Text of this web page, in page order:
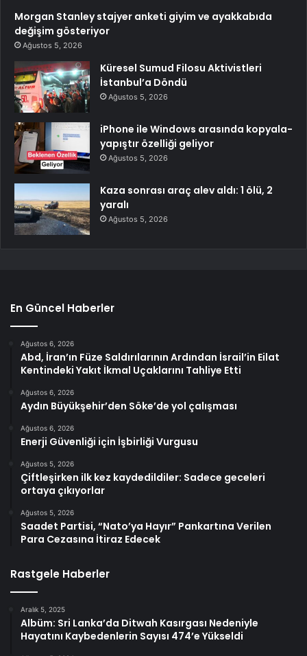
Morgan Stanley stajyer anketi giyim ve ayakkabıda
değişim gösteriyor
Ağustos 5, 2026
Küresel Sumud Filosu Aktivistleri
İstanbul’a Döndü
Ağustos 5, 2026
iPhone ile Windows arasında kopyala-
yapıştır özelliği geliyor
Ağustos 5, 2026
Kaza sonrası araç alev aldı: 1 ölü, 2
yaralı
Ağustos 5, 2026
En Güncel Haberler
Ağustos 6, 2026
Abd, İran’ın Füze Saldırılarının Ardından İsrail’in Eilat
Kentindeki Yakıt İkmal Uçaklarını Tahliye Etti
Ağustos 6, 2026
Aydın Büyükşehir’den Söke’de yol çalışması
Ağustos 6, 2026
Enerji Güvenliği için İşbirliği Vurgusu
Ağustos 5, 2026
Çiftleşirken ilk kez kaydedildiler: Sadece geceleri
ortaya çıkıyorlar
Ağustos 5, 2026
Saadet Partisi, “Nato’ya Hayır” Pankartına Verilen
Para Cezasına İtiraz Edecek
Rastgele Haberler
Aralık 5, 2025
Albüm: Sri Lanka’da Ditwah Kasırgası Nedeniyle
Hayatını Kaybedenlerin Sayısı 474’e Yükseldi